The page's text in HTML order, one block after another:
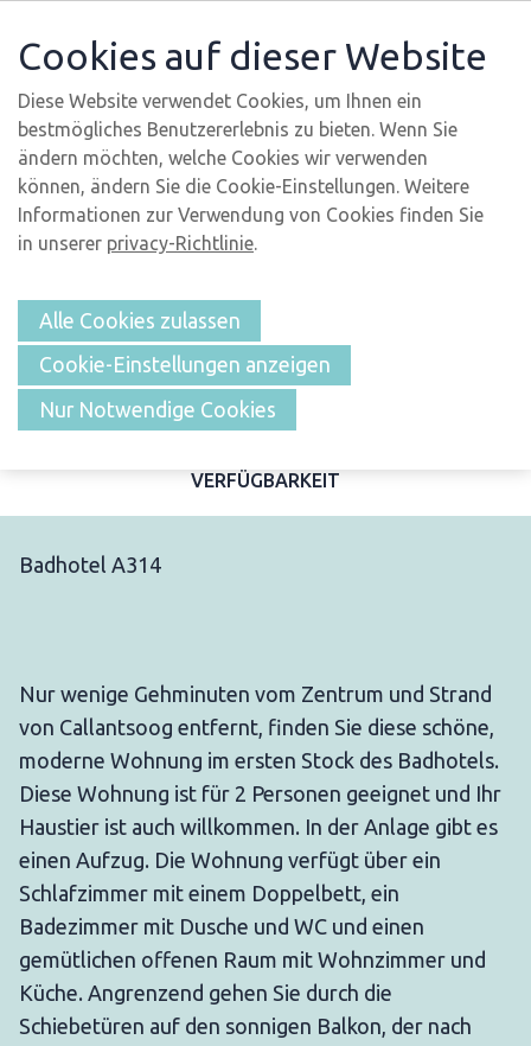
ÜBERSICHT
VERFÜGBARKEIT
Badhotel A314
Nur wenige Gehminuten vom Zentrum und Strand
von Callantsoog entfernt, finden Sie diese schöne,
moderne Wohnung im ersten Stock des Badhotels.
Diese Wohnung ist für 2 Personen geeignet und Ihr
Haustier ist auch willkommen. In der Anlage gibt es
einen Aufzug. Die Wohnung verfügt über ein
Schlafzimmer mit einem Doppelbett, ein
Badezimmer mit Dusche und WC und einen
gemütlichen offenen Raum mit Wohnzimmer und
Küche. Angrenzend gehen Sie durch die
Schiebetüren auf den sonnigen Balkon, der nach
Cookies auf dieser Website
Diese Website verwendet Cookies, um Ihnen ein
bestmögliches Benutzererlebnis zu bieten. Wenn Sie
ändern möchten, welche Cookies wir verwenden
können, ändern Sie die Cookie-Einstellungen. Weitere
Informationen zur Verwendung von Cookies finden Sie
in unserer privacy-Richtlinie.
Alle Cookies zulassen
Cookie-Einstellungen anzeigen
Nur Notwendige Cookies